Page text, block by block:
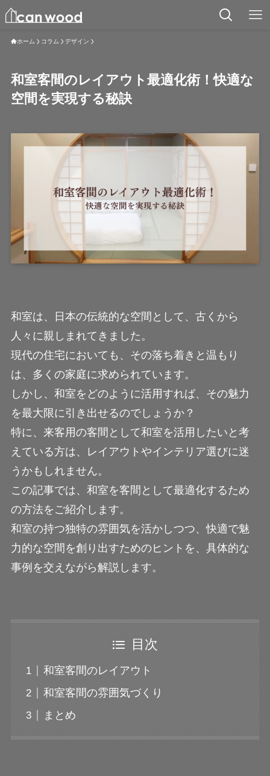
ホーム コラム デザイン
和室客間のレイアウト最適化術！快適な
空間を実現する秘訣
和室は、日本の伝統的な空間として、古くから
人々に親しまれてきました。
現代の住宅においても、その落ち着きと温もり
は、多くの家庭に求められています。
しかし、和室をどのように活用すれば、その魅力
を最大限に引き出せるのでしょうか？
特に、来客用の客間として和室を活用したいと考
えている方は、レイアウトやインテリア選びに迷
うかもしれません。
この記事では、和室を客間として最適化するため
の方法をご紹介します。
和室の持つ独特の雰囲気を活かしつつ、快適で魅
力的な空間を創り出すためのヒントを、具体的な
事例を交えながら解説します。
目次
和室客間のレイアウト
和室客間の雰囲気づくり
まとめ